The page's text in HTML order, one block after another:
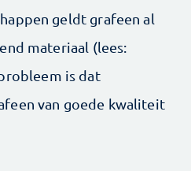
geldt grafeen al
materiaal (lees:
is dat
van goede kwaliteit